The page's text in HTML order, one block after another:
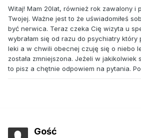
Witaj! Mam 20lat, również rok zawalony i
Twojej. Ważne jest to że uświadomiłeś
być nerwica. Teraz czeka Cię wizyta u
wybrałam się od razu do psychiatry który
leki a w chwili obecnej czuję się o niebo
została zmniejszona. Jeżeli w jakikolwiek
to pisz a chętnie odpowiem na pytania.
Gość